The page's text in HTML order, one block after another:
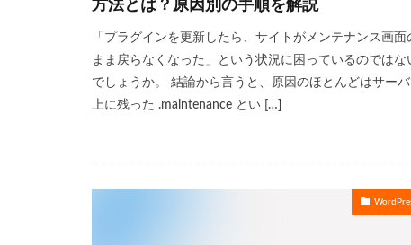
方法とは？原因別の手順を解説
「プラグインを更新したら、サイトがメンテナンス画面
まま戻らなくなった」という状況に困っているのではな
でしょうか。 結論から言うと、原因のほとんどはサー
上に残った .maintenance とい […]